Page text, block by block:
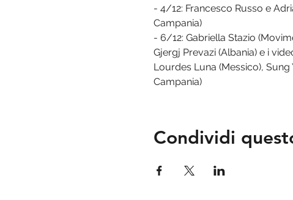
- 4/12: Francesco Russo e
Campania)
- 6/12: Gabriella Stazio
Gjergj Prevazi (Albania) e i
Lourdes Luna (Messico), Sung
Campania)
Condividi